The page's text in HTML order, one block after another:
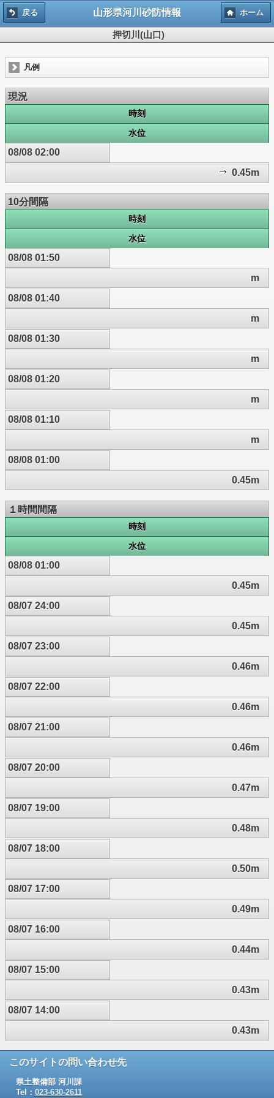
戻る 山形県河川砂防情報 ホーム
押切川(山口)
凡例
現況
時刻
水位
08/08 02:00
0.45m
10分間隔
時刻
水位
08/08 01:50
m
08/08 01:40
m
08/08 01:30
m
08/08 01:20
m
08/08 01:10
m
08/08 01:00
0.45m
１時間間隔
時刻
水位
08/08 01:00
0.45m
08/07 24:00
0.45m
08/07 23:00
0.46m
08/07 22:00
0.46m
08/07 21:00
0.46m
08/07 20:00
0.47m
08/07 19:00
0.48m
08/07 18:00
0.50m
08/07 17:00
0.49m
08/07 16:00
0.44m
08/07 15:00
0.43m
08/07 14:00
0.43m
このサイトの問い合わせ先
県土整備部 河川課
Tel： 023-630-2611